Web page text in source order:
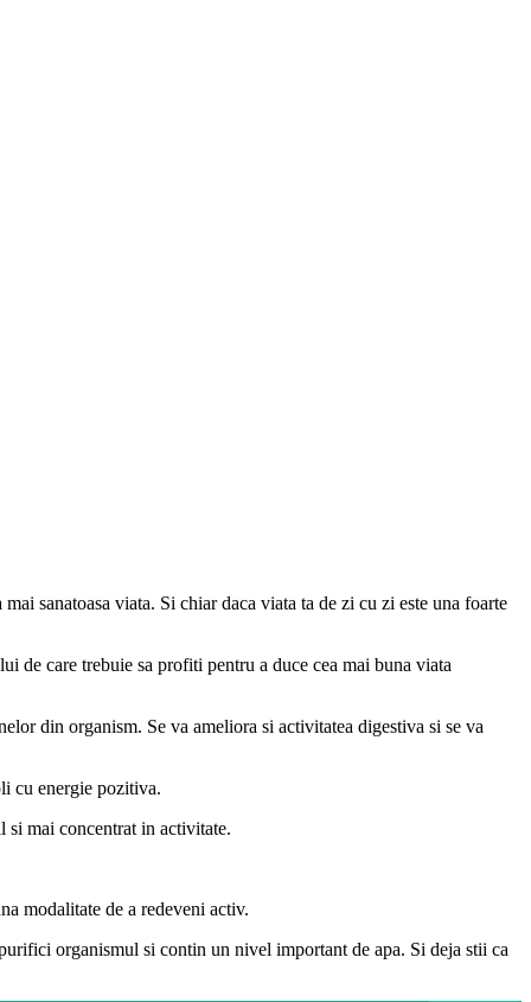
sanatoasa viata. Si chiar daca viata ta de zi cu zi este una foarte
de care trebuie sa profiti pentru a duce cea mai buna viata
din organism. Se va ameliora si activitatea digestiva si se va
cu energie pozitiva.
si mai concentrat in activitate.
modalitate de a redeveni activ.
organismul si contin un nivel important de apa. Si deja stii ca